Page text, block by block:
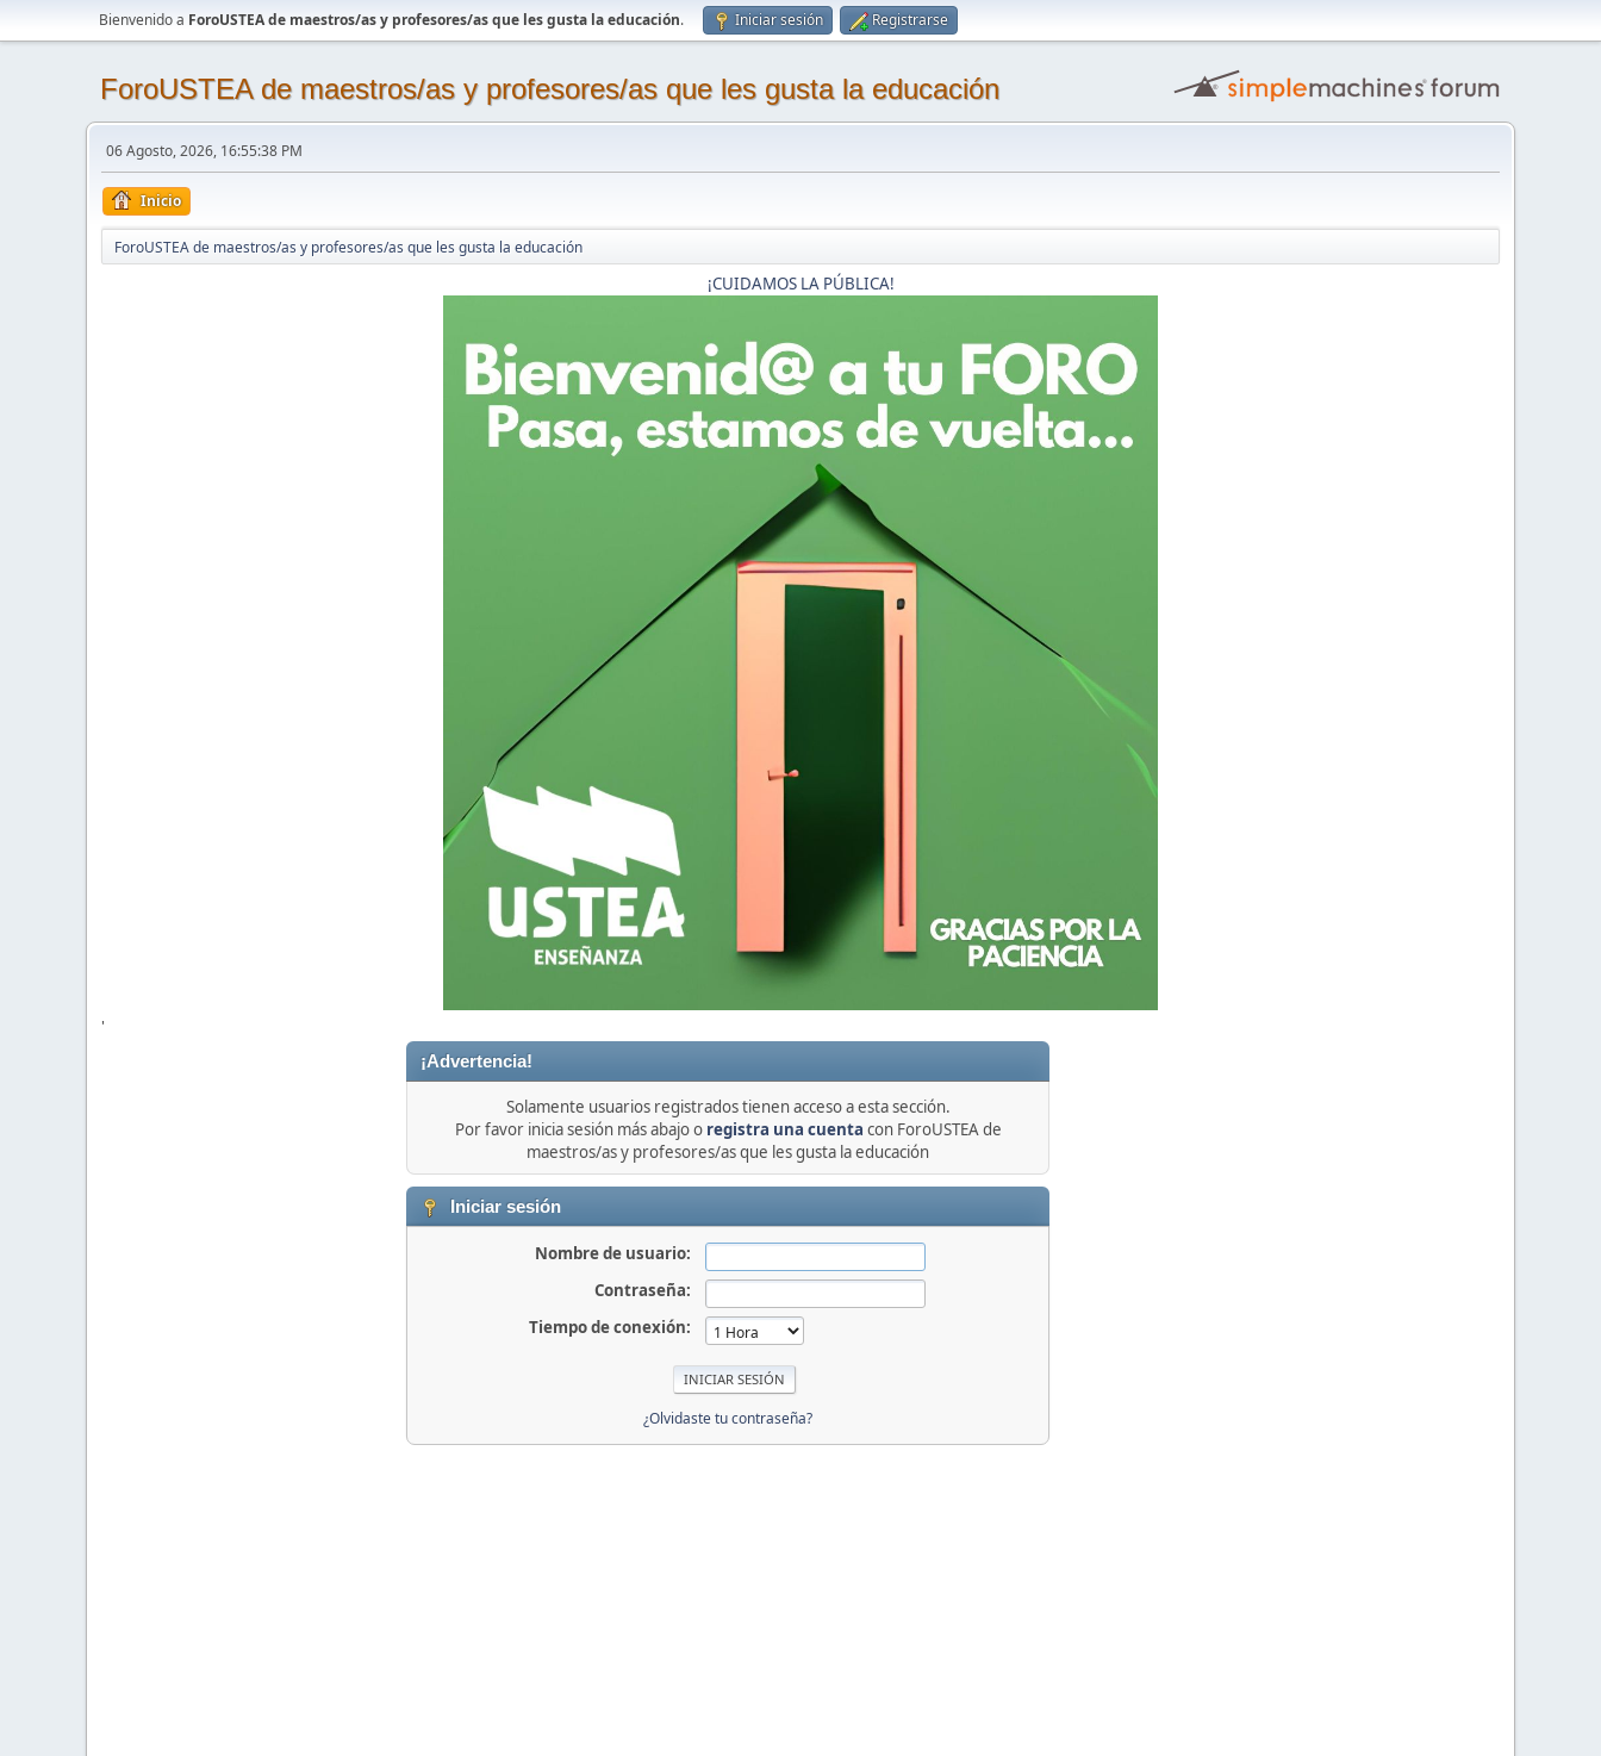
Bienvenido a ForoUSTEA de maestros/as y profesores/as que les gusta la educación. Iniciar sesión Registrarse
ForoUSTEA de maestros/as y profesores/as que les gusta la educación
06 Agosto, 2026, 16:55:38 PM
Inicio
ForoUSTEA de maestros/as y profesores/as que les gusta la educación
¡CUIDAMOS LA PÚBLICA!
'
¡Advertencia!
Solamente usuarios registrados tienen acceso a esta sección.
Por favor inicia sesión más abajo o registra una cuenta con ForoUSTEA de
maestros/as y profesores/as que les gusta la educación
Iniciar sesión
Nombre de usuario:
Contraseña:
Tiempo de conexión:
¿Olvidaste tu contraseña?